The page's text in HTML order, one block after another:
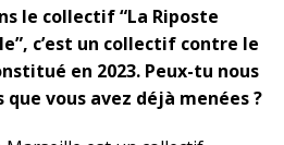
le collectif “La Riposte
c’est un collectif contre le
en 2023. Peux-tu nous
vous avez déjà menées ?